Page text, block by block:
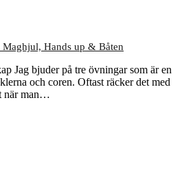
Hands up & Båten
Jag bjuder på tre övningar som är en
och coren. Oftast räcker det med
när man…